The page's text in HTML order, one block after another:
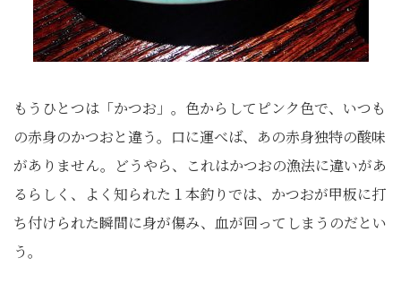
もうひとつは「かつお」。色からしてピンク色で、いつも
の赤身のかつおと違う。口に運べば、あの赤身独特の酸味
がありません。どうやら、これはかつおの漁法に違いがあ
るらしく、よく知られた１本釣りでは、かつおが甲板に打
ち付けられた瞬間に身が傷み、血が回ってしまうのだとい
う。